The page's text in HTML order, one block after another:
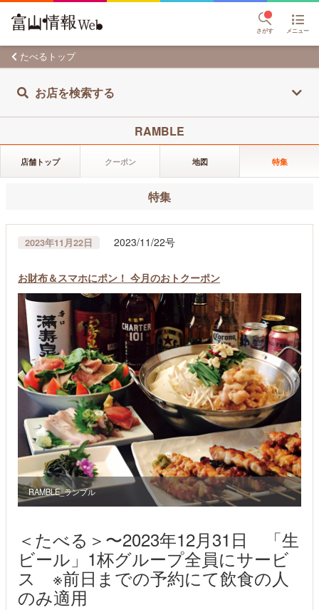
さがす メニュー
たべるトップ
お店を検索する
RAMBLE
店舗トップ クーポン 地図 特集
特集
2023年11月22日 2023/11/22号
お財布＆スマホにポン！ 今月のおトクーポン
RAMBLE_ランブル
＜たべる＞〜2023年12月31日 「生
ビール」1杯グループ全員にサービ
ス ※前日までの予約にて飲食の人
のみ適用